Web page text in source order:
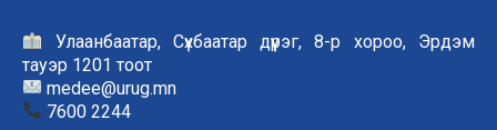
Улаанбаатар, Сүхбаатар дүүрэг, 8-р хороо, Эрдэм
тауэр 1201 тоот
medee@urug.mn
7600 2244